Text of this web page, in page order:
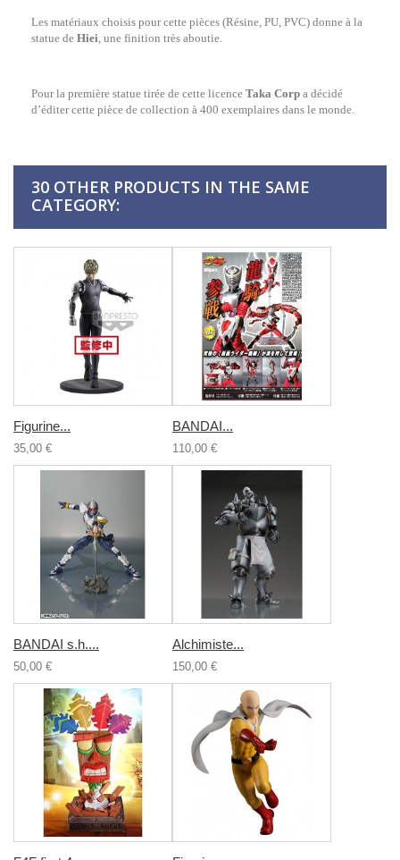
Les matériaux choisis pour cette pièces (Résine, PU, PVC) donne à la
statue de Hiei, une finition très aboutie.
Pour la première statue tirée de cette licence Taka Corp a décidé
d’éditer cette pièce de collection à 400 exemplaires dans le monde.
30 OTHER PRODUCTS IN THE SAME
CATEGORY:
Figurine...
35,00 €
BANDAI...
110,00 €
BANDAI s.h....
50,00 €
Alchimiste...
150,00 €